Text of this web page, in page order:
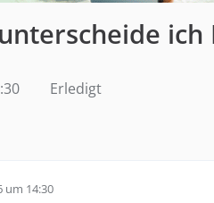
Erledigt
um 14:30